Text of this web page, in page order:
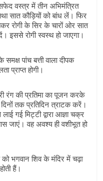
वस्त्र में तीन अभिमंत्रित
सात कौड़ियों को बांध लें। फिर
रोगी के सिर के चारों ओर सात
इससे रोगी स्वस्थ हो जाएगा।
पांच बत्ती वाला दीपक
प्राप्त होगी।
रंग की प्रतिमा का पूजन करके
तक प्रतिदिन त्राटक करें।
गई मिट्टी द्वारा आज्ञा चक्र
जाएं। वह अवश्य ही वशीभूत हो
को भगवान शिव के मंदिर में चढ़ा
हैं।